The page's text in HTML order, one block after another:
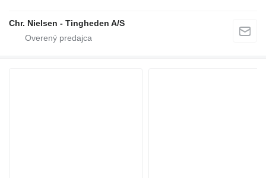
Chr. Nielsen - Tingheden A/S